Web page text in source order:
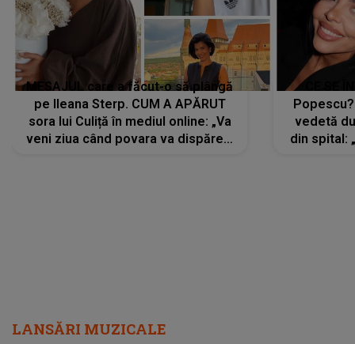
MESAJUL care a făcut-o să plângă
pe Ileana Sterp. CUM A APĂRUT
sora lui Culiță în mediul online: „Va
veni ziua când povara va dispărea,
vedetă
din spital:
LANSĂRI MUZICALE